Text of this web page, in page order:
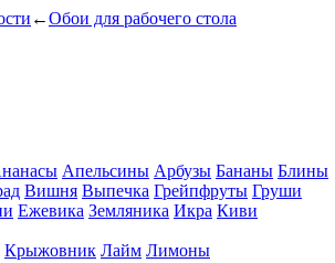
←Обои для рабочего стола
Апельсины Арбузы Бананы Блины
Вишня Выпечка Грейпфруты Груши
Ежевика Земляника Икра Киви
Крыжовник Лайм Лимоны